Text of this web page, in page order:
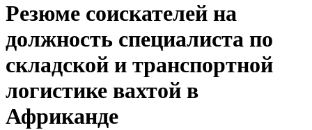
Резюме соискателей на
должность специалиста по
складской и транспортной
логистике вахтой в
Африканде